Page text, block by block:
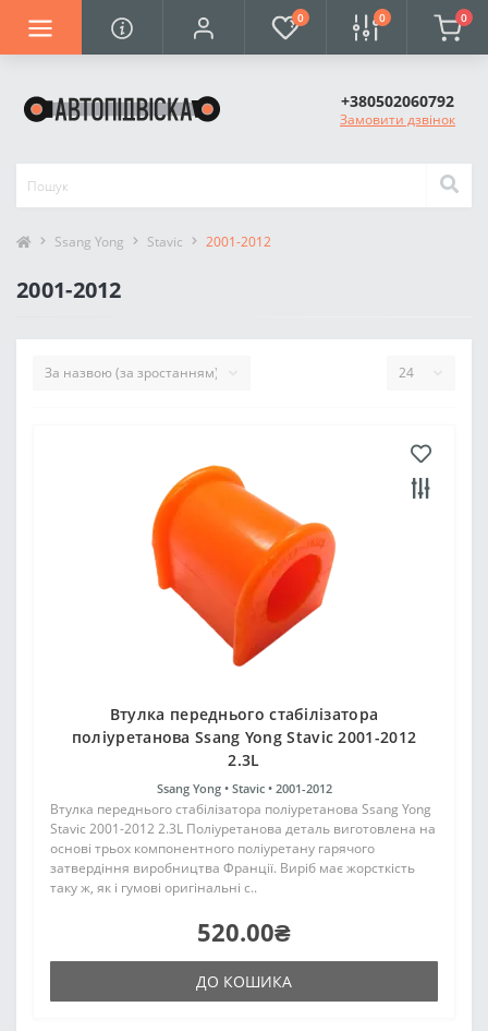
0 0 0
+380502060792
Замовити дзвінок
Ssang Yong Stavic 2001-2012
2001-2012
Втулка переднього стабілізатора
поліуретанова Ssang Yong Stavic 2001-2012
2.3L
Ssang Yong • Stavic • 2001-2012
Втулка переднього стабілізатора поліуретанова Ssang Yong
Stavic 2001-2012 2.3L Поліуретанова деталь виготовлена на
основі трьох компонентного поліуретану гарячого
затвердіння виробництва Франції. Виріб має жорсткість
таку ж, як і гумові оригінальні с..
520.00₴
ДО КОШИКА